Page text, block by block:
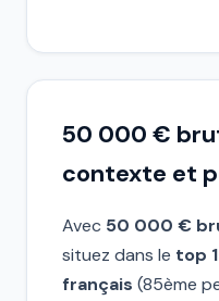
50 000 €
contexte et
Avec 50 000 €
situez dans le top
français (85ème